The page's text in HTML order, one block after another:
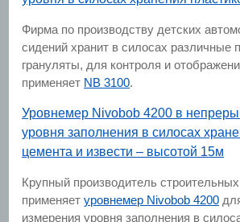
Фирма по производству детских
сидений хранит в силосах различные
грануляты, для контроля и
применяет NB 3100.
Уровнемер Nivobob 4200 в
уровня заполнения в силосах
цемента и извести – высотой 15м
Крупный производитель
применяет уровнемер Nivobob 4200
измерения уровня заполнения в